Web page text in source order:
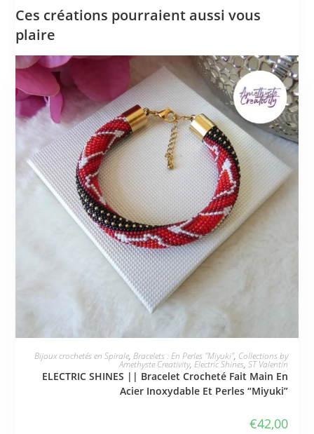
Ces créations pourraient aussi vous
plaire
JE L'ADOPTE
Bijoux crochetés en Spirale, Bracelets : En Perles "Miyuki", Collections by
Amethyste Creativity, Electric Shines, ST Valentin
ELECTRIC SHINES || Bracelet Crocheté Fait Main En
Acier Inoxydable Et Perles “Miyuki”
€42,00